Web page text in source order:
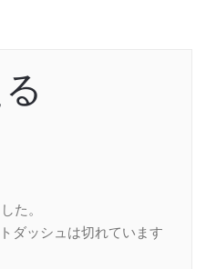
た。
ダッシュは切れています